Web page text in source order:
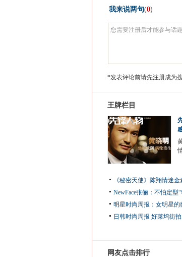
我来说两句(0)
*发表评论前请先注册成为
王牌栏目
《秘密天使》陈翔情迷
NewFace张俪：不怕定型
明星时尚周报：女明星的
日韩时尚周报 好莱坞街
网友点击排行